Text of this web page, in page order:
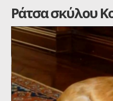
είναι αξιολάτρευτο για
φύλακας γιατί είναι πολύ
Μια ζωγραφιά να το
ένα μαξιλαράκι στο καναπέ
Ράτσα σκύλου